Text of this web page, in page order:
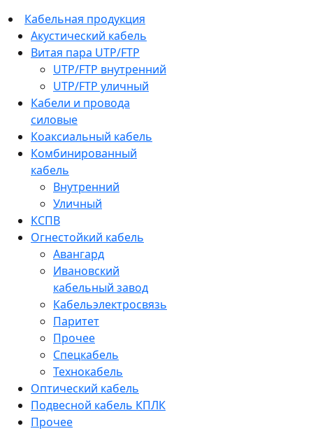
Кабельная продукция
Акустический кабель
Витая пара UTP/FTP
UTP/FTP внутренний
UTP/FTP уличный
Кабели и провода
силовые
Коаксиальный кабель
Комбинированный
кабель
Внутренний
Уличный
КСПВ
Огнестойкий кабель
Авангард
Ивановский
кабельный завод
Кабельэлектросвязь
Паритет
Прочее
Спецкабель
Технокабель
Оптический кабель
Подвесной кабель КПЛК
Прочее